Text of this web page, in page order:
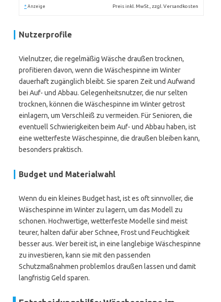
* Anzeige Preis inkl. MwSt., zzgl. Versandkosten
Nutzerprofile
Vielnutzer, die regelmäßig Wäsche draußen trocknen,
profitieren davon, wenn die Wäschespinne im Winter
dauerhaft zugänglich bleibt. Sie sparen Zeit und Aufwand
bei Auf- und Abbau. Gelegenheitsnutzer, die nur selten
trocknen, können die Wäschespinne im Winter getrost
einlagern, um Verschleiß zu vermeiden. Für Senioren, die
eventuell Schwierigkeiten beim Auf- und Abbau haben, ist
eine wetterfeste Wäschespinne, die draußen bleiben kann,
besonders praktisch.
Budget und Materialwahl
Wenn du ein kleines Budget hast, ist es oft sinnvoller, die
Wäschespinne im Winter zu lagern, um das Modell zu
schonen. Hochwertige, wetterfeste Modelle sind meist
teurer, halten dafür aber Schnee, Frost und Feuchtigkeit
besser aus. Wer bereit ist, in eine langlebige Wäschespinne
zu investieren, kann sie mit den passenden
Schutzmaßnahmen problemlos draußen lassen und damit
langfristig Geld sparen.